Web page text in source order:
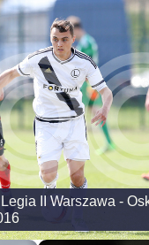
II Warszawa -